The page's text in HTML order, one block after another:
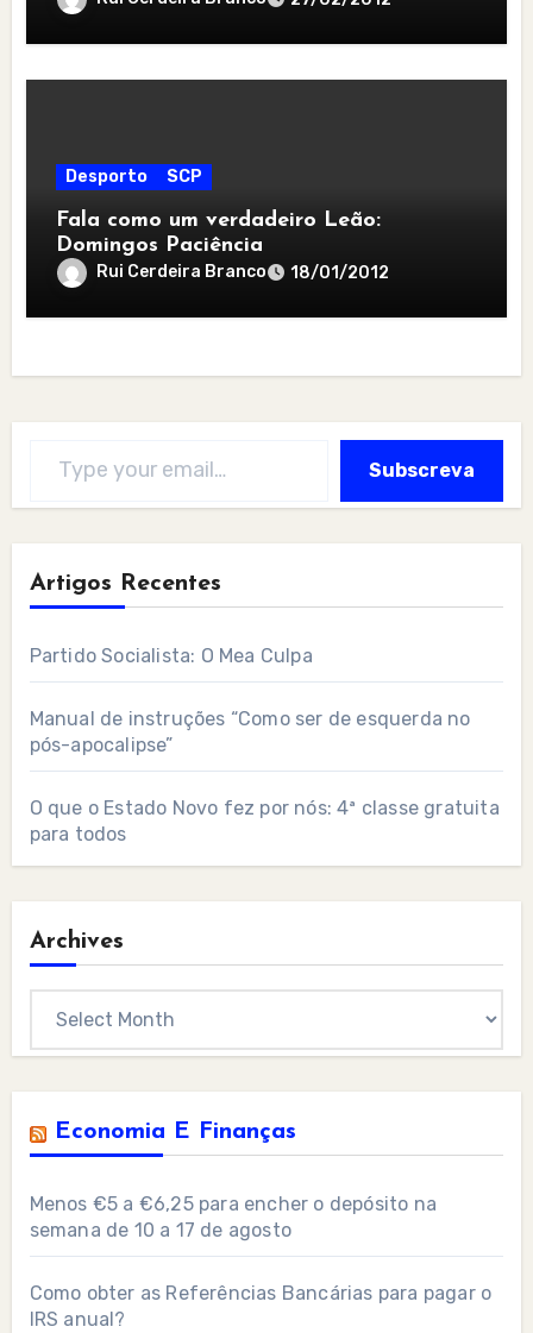
Desporto SCP
Fala como um verdadeiro Leão:
Domingos Paciência
Rui Cerdeira Branco 18/01/2012
Subscreva
Artigos Recentes
Partido Socialista: O Mea Culpa
Manual de instruções “Como ser de esquerda no
pós-apocalipse”
O que o Estado Novo fez por nós: 4ª classe gratuita
para todos
Archives
Economia E Finanças
Menos €5 a €6,25 para encher o depósito na
semana de 10 a 17 de agosto
Como obter as Referências Bancárias para pagar o
IRS anual?